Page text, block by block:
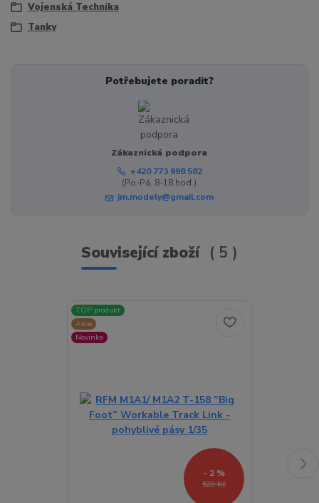
Vojenská Technika
Tanky
Potřebujete poradit?
Zákaznická podpora
+420 773 998 582
(Po-Pá, 8-18 hod.)
jm.modely@gmail.com
Související zboží 5
TOP produkt
Akce
Novinka
529 Kč
- 2 %